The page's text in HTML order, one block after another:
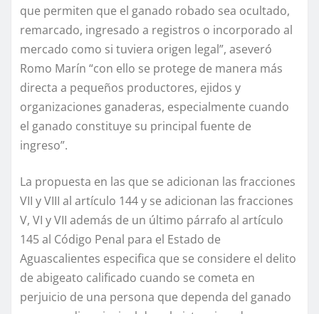
que permiten que el ganado robado sea ocultado,
remarcado, ingresado a registros o incorporado al
mercado como si tuviera origen legal”, aseveró
Romo Marín “con ello se protege de manera más
directa a pequeños productores, ejidos y
organizaciones ganaderas, especialmente cuando
el ganado constituye su principal fuente de
ingreso”.
La propuesta en las que se adicionan las fracciones
VII y VIII al artículo 144 y se adicionan las fracciones
V, VI y VII además de un último párrafo al artículo
145 al Código Penal para el Estado de
Aguascalientes especifica que se considere el delito
de abigeato calificado cuando se cometa en
perjuicio de una persona que dependa del ganado